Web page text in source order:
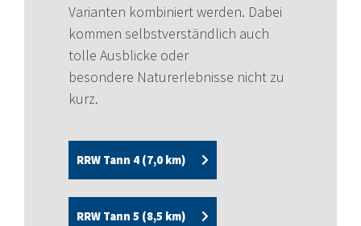
Varianten kombiniert werden. Dabei
kommen selbstverständlich auch
tolle Ausblicke oder
besondere Naturerlebnisse nicht zu
kurz.
RRW Tann 4 (7,0 km)
RRW Tann 5 (8,5 km)